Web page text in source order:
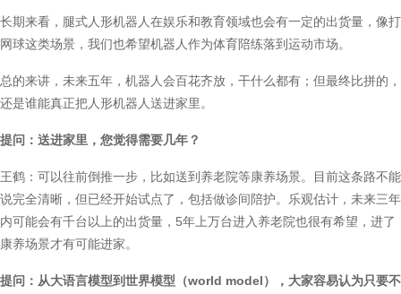
长期来看，腿式人形机器人在娱乐和教育领域也会有一定的出货量，像打
网球这类场景，我们也希望机器人作为体育陪练落到运动市场。
总的来讲，未来五年，机器人会百花齐放，干什么都有；但最终比拼的，
还是谁能真正把人形机器人送进家里。
提问：送进家里，您觉得需要几年？
王鹤：可以往前倒推一步，比如送到养老院等康养场景。目前这条路不能
说完全清晰，但已经开始试点了，包括做诊间陪护。乐观估计，未来三年
内可能会有千台以上的出货量，5年上万台进入养老院也很有希望，进了
康养场景才有可能进家。
提问：从大语言模型到世界模型（world model），大家容易认为只要不